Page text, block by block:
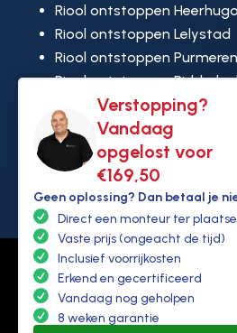
Verstopping?
Vandaag
opgelost voor
€169,50
Geen oplossing? Dan betaal je
Direct een monteur ter plaatse
Vaste prijs (ongeacht de tijd)
Inclusief voorrijkosten
Erkend en gecertificeerd
Vandaag nog geholpen
8 weken garantie
Riool ontstoppen
Riool ontstoppen Lelystad
Riool ontstoppen
Riool ontstoppen
Riool ontstoppen Rijswijk
Riool ontstoppen Hoek van
© Copyright Ontstoppen.nl |
door
Privacyverklaring-
koophandel: